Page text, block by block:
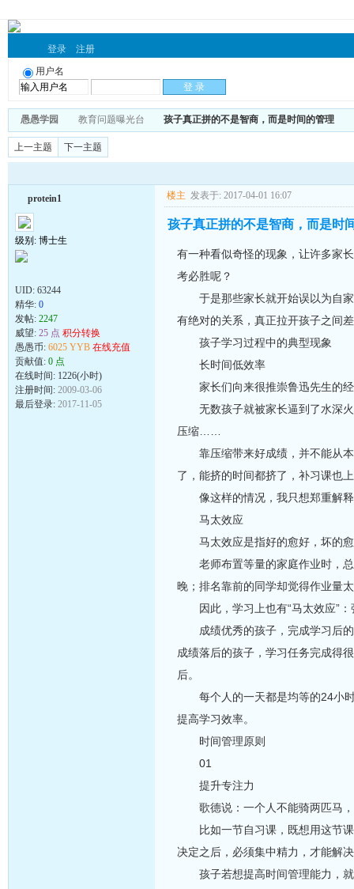
登录 注册
用户名
愚愚学园 教育问题曝光台 孩子真正拼的不是智商，而是时间的管理
上一主题 下一主题
protein1
级别: 博士生
UID: 63244
精华: 0
发帖: 2247
威望: 25 点 积分转换
愚愚币: 6025 YYB 在线充值
贡献值: 0 点
在线时间: 1226(小时)
注册时间: 2009-03-06
最后登录: 2017-11-05
楼主 发表于: 2017-04-01 16:07
孩子真正拼的不是智商，而是时
有一种看似奇怪的现象，让许多家
考必胜呢？
于是那些家长就开始误以为自家
有绝对的关系，真正拉开孩子之间
孩子学习过程中的典型现象
长时间低效率
家长们向来很推崇鲁迅先生的经
无数孩子就被家长逼到了水深火
压缩……
靠压缩带来好成绩，并不能从本
了，能挤的时间都挤了，补习课也
像这样的情况，我只想郑重解释
马太效应
马太效应是指好的愈好，坏的愈
老师布置等量的家庭作业时，总
晚；排名靠前的同学却觉得作业量
因此，学习上也有“马太效应”：
成绩优秀的孩子，完成学习后的
成绩落后的孩子，学习任务完成得
后。
每个人的一天都是均等的24小时
提高学习效率。
时间管理原则
01
提升专注力
歌德说：一个人不能骑两匹马，
比如一节自习课，既想用这节课
决定之后，必须集中精力，才能解
孩子若想提高时间管理能力，就